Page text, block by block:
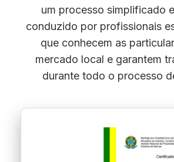
um processo simplificado
conduzido por profissionais
que conhecem as
mercado local e garantem
durante todo o processo